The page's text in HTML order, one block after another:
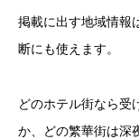
掲載に出す地域情報
断にも使えます。
どのホテル街なら受
か、どの繁華街は深